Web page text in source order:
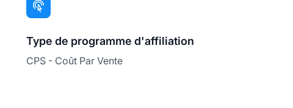
Type de programme d'affiliation
CPS - Coût Par Vente